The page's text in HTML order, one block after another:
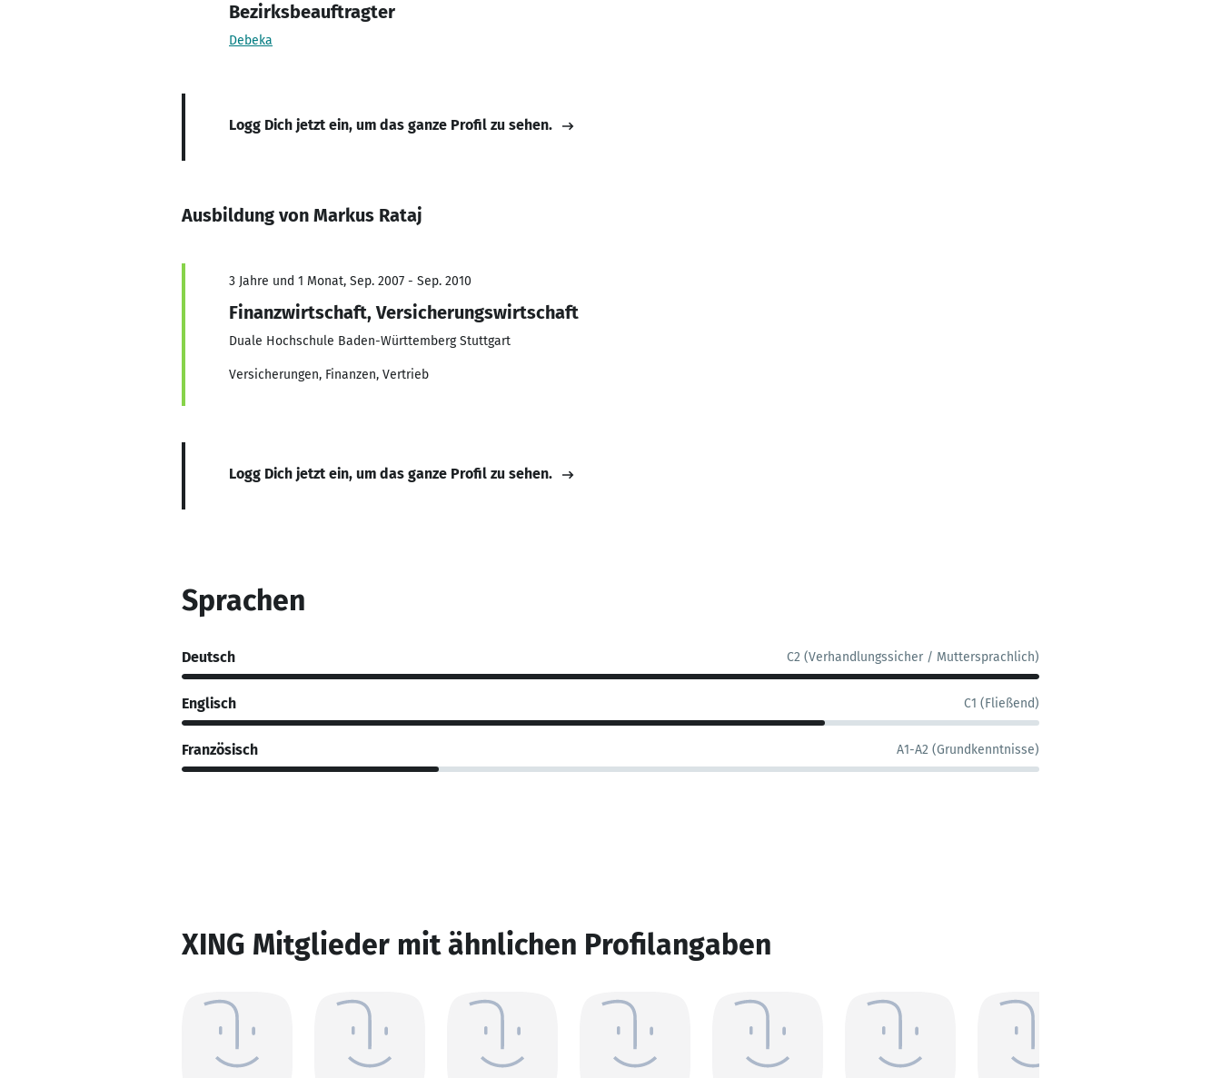
Bezirksbeauftragter
Debeka
Logg Dich jetzt ein, um das ganze Profil zu sehen.
Ausbildung von Markus Rataj
3 Jahre und 1 Monat, Sep. 2007 - Sep. 2010
Finanzwirtschaft, Versicherungswirtschaft
Duale Hochschule Baden-Württemberg Stuttgart
Versicherungen, Finanzen, Vertrieb
Logg Dich jetzt ein, um das ganze Profil zu sehen.
Sprachen
Deutsch C2 (Verhandlungssicher / Muttersprachlich)
Englisch C1 (Fließend)
Französisch A1-A2 (Grundkenntnisse)
XING Mitglieder mit ähnlichen Profilangaben